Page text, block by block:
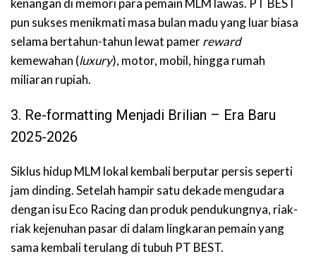
kenangan di memori para pemain MLM lawas. PT BEST
pun sukses menikmati masa bulan madu yang luar biasa
selama bertahun-tahun lewat pamerreward
kemewahan (luxury), motor, mobil, hingga rumah
miliaran rupiah.
3. Re-formatting Menjadi Brilian – Era Baru
2025-2026
Siklus hidup MLM lokal kembali berputar persis seperti
jam dinding. Setelah hampir satu dekade mengudara
dengan isu Eco Racing dan produk pendukungnya, riak-
riak kejenuhan pasar di dalam lingkaran pemain yang
sama kembali terulang di tubuh PT BEST.